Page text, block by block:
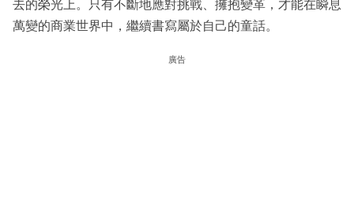
去的榮光上。只有不斷地應對挑戰、擁抱變革，才能在瞬息
萬變的商業世界中，繼續書寫屬於自己的童話。
廣告